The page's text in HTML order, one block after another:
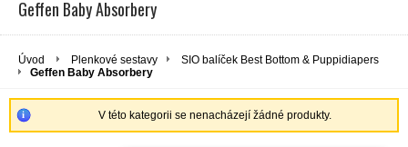
Geffen Baby Absorbery
Úvod Plenkové sestavy
SIO balíček Best Bottom & Puppidiapers
Geffen Baby Absorbery
V této kategorii se nenacházejí žádné produkty.